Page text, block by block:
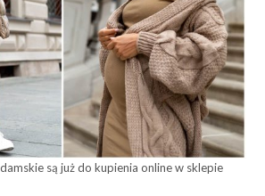
są już do kupienia online w sklepie